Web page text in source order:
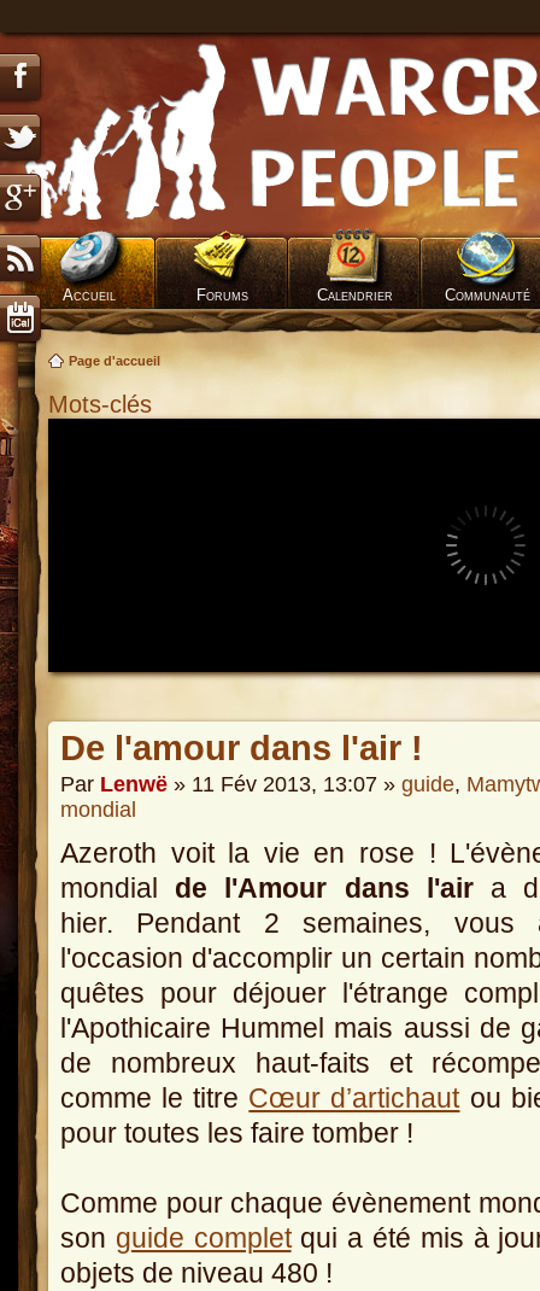
Accueil Forums Calendrier Communauté
Page d'accueil
Mots-clés
De l'amour dans l'air !
Par Lenwë » 11 Fév 2013, 13:07 » guide,
mondial
Azeroth voit la vie en rose !
mondial de l'Amour dans l'aira
hier. Pendant 2 semaines, vous
l'occasion d'accomplir un certain
quêtes pour déjouer l'étrange
l'Apothicaire Hummel mais aussi de
de nombreux haut-faits et
comme le titre Cœur d’artichautou
pour toutes les faire tomber !
Comme pour chaque évènement
son guide completqui a été mis à
objets de niveau 480 !